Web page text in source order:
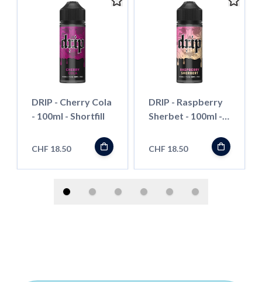
DRIP - Cherry Cola
- 100ml - Shortfill
CHF 18.50
DRIP - Raspberry
Sherbet - 100ml -
CHF 18.50